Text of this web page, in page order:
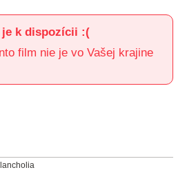
k dispozícii :(
film nie je vo Vašej krajine